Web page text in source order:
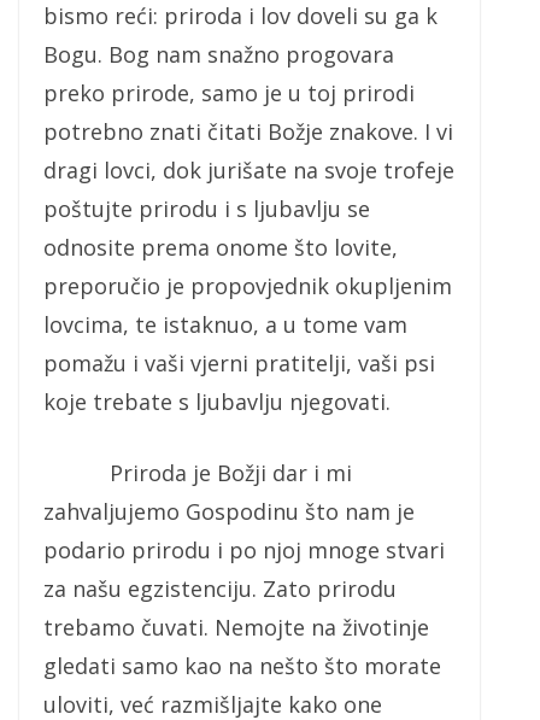
bismo reći: priroda i lov doveli su ga k
Bogu. Bog nam snažno progovara
preko prirode, samo je u toj prirodi
potrebno znati čitati Božje znakove. I vi
dragi lovci, dok jurišate na svoje trofeje
poštujte prirodu i s ljubavlju se
odnosite prema onome što lovite,
preporučio je propovjednik okupljenim
lovcima, te istaknuo, a u tome vam
pomažu i vaši vjerni pratitelji, vaši psi
koje trebate s ljubavlju njegovati.
Priroda je Božji dar i mi
zahvaljujemo Gospodinu što nam je
podario prirodu i po njoj mnoge stvari
za našu egzistenciju. Zato prirodu
trebamo čuvati. Nemojte na životinje
gledati samo kao na nešto što morate
uloviti, već razmišljajte kako one